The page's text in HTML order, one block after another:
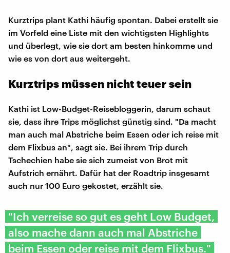
Kurztrips plant Kathi häufig spontan. Dabei erstellt sie
im Vorfeld eine Liste mit den wichtigsten Highlights
und überlegt, wie sie dort am besten hinkomme und
wie es von dort aus weitergeht.
Kurztrips müssen nicht teuer sein
Kathi ist Low-Budget-Reisebloggerin, darum schaut
sie, dass ihre Trips möglichst günstig sind. "Da macht
man auch mal Abstriche beim Essen oder ich reise mit
dem Flixbus an", sagt sie. Bei ihrem Trip durch
Tschechien habe sie sich zumeist von Brot mit
Aufstrich ernährt. Dafür hat der Roadtrip insgesamt
auch nur 100 Euro gekostet, erzählt sie.
"Ich verreise so gut es geht Low Budget,
also mache dann auch mal Abstriche
beim Essen oder reise mit dem Flixbus."